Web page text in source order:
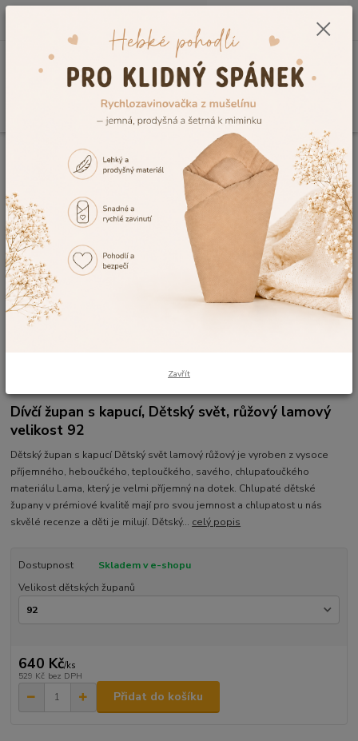
0,00 Kč
Kojenecké a dětské oblečení Dětské župany a ponča
Dětský
župan Dětský svět růžová Lama velikost 92
Dětský župan Dětský svět růžová
Lama velikost 92
TOP produkt
Dívčí župan s kapucí, Dětský svět, růžový lamový
velikost 92
Dětský župan s kapucí Dětský svět lamový růžový je vyroben z vysoce
příjemného, heboučkého, teploučkého, savého, chlupaťoučkého
materiálu Lama, který je velmi příjemný na dotek. Chlupaté dětské
župany v prémiové kvalitě mají pro svou jemnost a chlupatost u nás
skvělé recenze a děti je milují. Dětský... celý popis
Dostupnost
Skladem v e-shopu
Velikost dětských županů
640 Kč/ks
529 Kč bez DPH
Přidat do košíku
Zavřít